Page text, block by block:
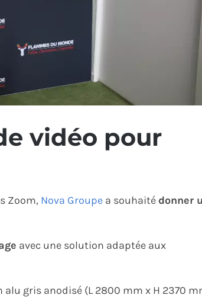
vidéo pour
Zoom, Nova Groupea souhaité donner
avec une solution adaptée aux
gris anodisé (L 2800 mm x H 2370